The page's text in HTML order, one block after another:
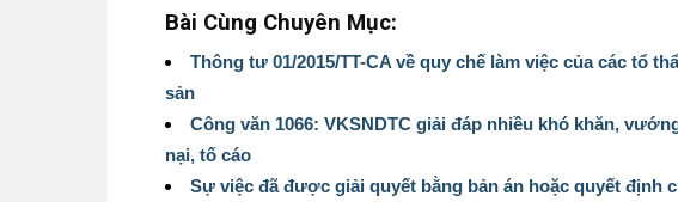
Bài Cùng Chuyên Mục:
Thông tư 01/2015/TT-CA về quy chế làm việc của các tổ
sản
Công văn 1066: VKSNDTC giải đáp nhiều khó khăn,
nại, tố cáo
Sự việc đã được giải quyết bằng bản án hoặc quyết định